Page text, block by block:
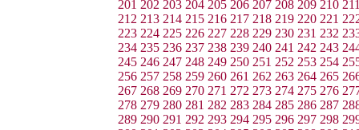
201 202 203 204 205 206 207 208 209 210
212 213 214 215 216 217 218 219 220 221
223 224 225 226 227 228 229 230 231 232
234 235 236 237 238 239 240 241 242 243
245 246 247 248 249 250 251 252 253 254
256 257 258 259 260 261 262 263 264 265
267 268 269 270 271 272 273 274 275 276
278 279 280 281 282 283 284 285 286 287
289 290 291 292 293 294 295 296 297 298